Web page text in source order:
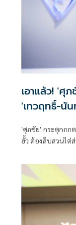
เอาแล้ว! 'ศุ
'เทวฤทธิ์-นัน
'ศุภชัย' กระตุกกก
ฮั้ว ต้องสืบสวนไต่
จ่าย 'เทวฤทธิ์ -นันทนา'โกงหรือไม่ ขู่หรือยากให้มีการร้อง ยินดี
จัดให้หลักฐานเพียบ